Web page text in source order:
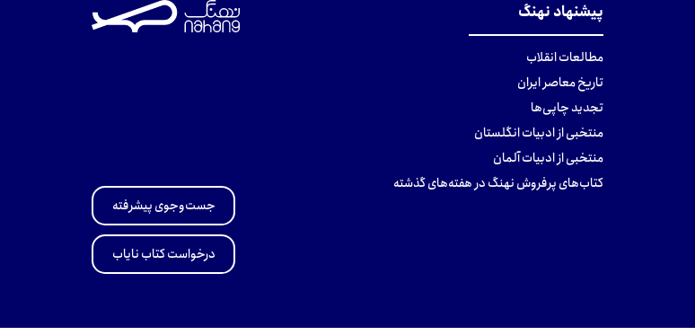
پیشنهاد نهنگ
مطالعات انقلاب
تاریخ معاصر ایران
تجدید چاپی‌ها
منتخبی از ادبیات انگلستان
منتخبی از ادبیات آلمان
کتاب‌های پرفروش نهنگ در هفته‌های گذشته
جست‌وجوی پیشرفته
درخواست کتاب نایاب